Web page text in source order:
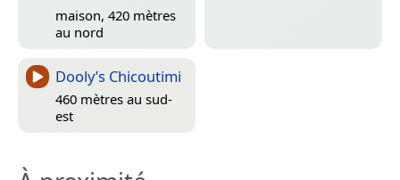
maison, 420 mètres
au nord
Dooly’s Chicoutimi
460 mètres au sud-
est